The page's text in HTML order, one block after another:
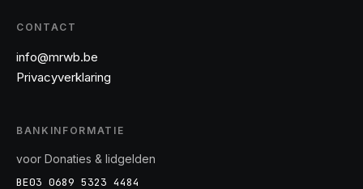
CONTACT
info@mrwb.be
Privacyverklaring
BANKINFORMATIE
voor Donaties & lidgelden
BE03 0689 5323 4484